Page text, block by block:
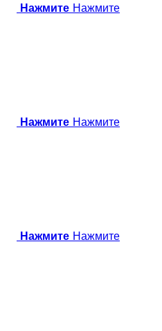
Нажмите Нажмите
Нажмите Нажмите
Нажмите Нажмите